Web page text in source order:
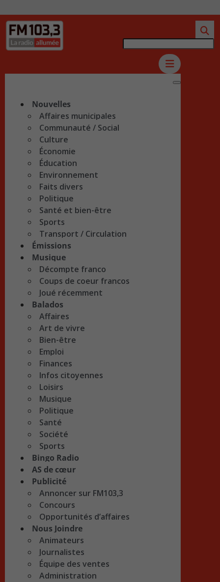
Nouvelles
Affaires municipales
Communauté / Social
Culture
Économie
Éducation
Environnement
Faits divers
Politique
Santé et bien-être
Sports
Transport / Circulation
Émissions
Musique
Décompte franco
Coups de coeur francos
Joué récemment
Balados
Affaires
Art de vivre
Bien-être
Emploi
Finances
Infos citoyennes
Loisirs
Musique
Politique
Santé
Société
Sports
Bingo Radio
AS de cœur
Publicité
Annoncer sur FM103,3
Concours
Opportunités d’affaires
Nous Joindre
Animateurs
Journalistes
Équipe des ventes
Administration